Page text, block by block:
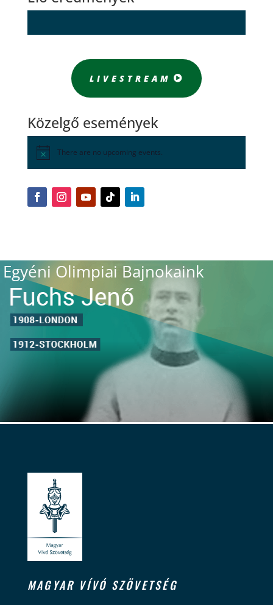
LIVESTREAM
Közelgő események
There are no upcoming events.
Egyéni Olimpiai Bajnokaink
MAGYAR VÍVÓ SZÖVETSÉG